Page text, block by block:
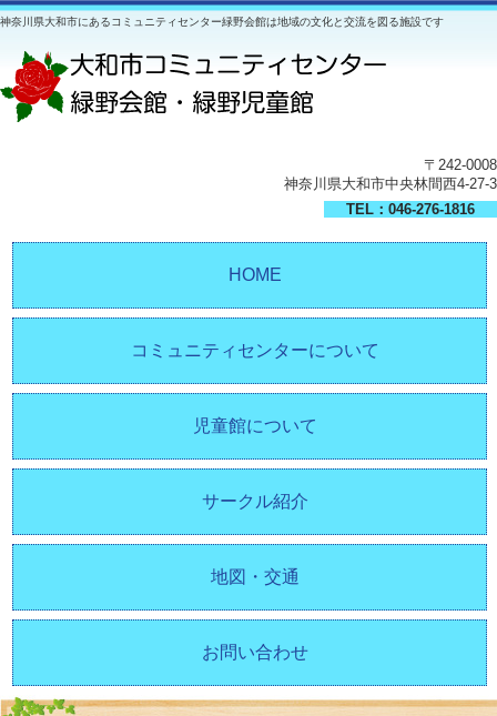
神奈川県大和市にあるコミュニティセンター緑野会館は地域の文化と交流を図る施設です
〒242-0008
神奈川県大和市中央林間西4-27-3
TEL：046-276-1816
HOME
コミュニティセンターについて
児童館について
サークル紹介
地図・交通
お問い合わせ